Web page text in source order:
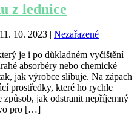
z lednice
11. 10. 2023 Nezařazené
je i po důkladném vyčištění
absorbéry nebo chemické
jak výrobce slibuje. Na zápach
prostředky, které ho rychle
jak odstranit nepříjemný
pro […]